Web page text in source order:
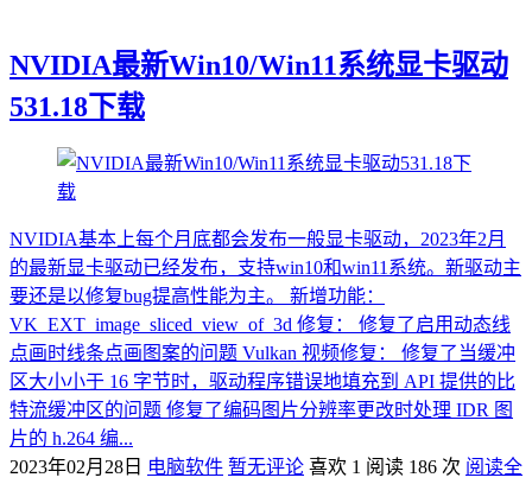
NVIDIA最新Win10/Win11系统显卡驱动
531.18下载
NVIDIA基本上每个月底都会发布一般显卡驱动，2023年2月
的最新显卡驱动已经发布，支持win10和win11系统。新驱动主
要还是以修复bug提高性能为主。 新增功能：
VK_EXT_image_sliced_view_of_3d 修复： 修复了启用动态线
点画时线条点画图案的问题 Vulkan 视频修复： 修复了当缓冲
区大小小于 16 字节时，驱动程序错误地填充到 API 提供的比
特流缓冲区的问题 修复了编码图片分辨率更改时处理 IDR 图
片的 h.264 编...
2023年02月28日 电脑软件 暂无评论 喜欢 1 阅读 186 次 阅读全